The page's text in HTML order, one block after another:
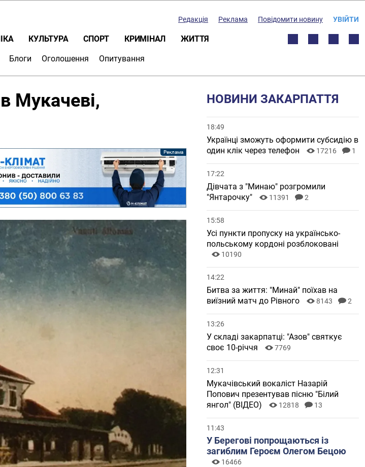
Редакція Реклама Повідомити новину УВІЙТИ
КУЛЬТУРА СПОРТ КРИМІНАЛ ЖИТТЯ
Блоги Оголошення Опитування
Мукачеві,
НОВИНИ ЗАКАРПАТТЯ
18:49
Українці зможуть оформити субсидію в
один клік через телефон
17216 1
17:22
Дівчата з "Минаю" розгромили
"Янтарочку"
11391 2
15:58
Усі пункти пропуску на українсько-
польському кордоні розблоковані
10190
14:22
Битва за життя: "Минай" поїхав на
виїзний матч до Рівного
8143 2
13:26
У складі закарпатці: "Азов" святкує
своє 10-річчя
7769
12:31
Мукачівський вокаліст Назарій
Попович презентував пісню "Білий
янгол" (ВІДЕО)
12818 13
11:43
У Берегові попрощаються із
загиблим Героєм Олегом Бецою
16466